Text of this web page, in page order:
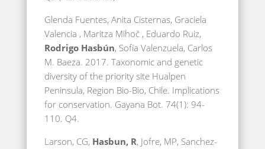
Glenda Fuentes, Anita Cisternas, Graciela
Valencia , Maritza Mihoč , Eduardo Ruiz,
Rodrigo Hasbún, Sofía Valenzuela, Carlos
M. Baeza. 2017. Taxonomic and genetic
diversity of the priority site Hualpen
Peninsula, Region Bio-Bio, Chile. Implications
for conservation. Gayana Bot. 74(1): 94-
110. Q4.
Larson, CG, Hasbun, R, Jofre, MP, Sanchez-